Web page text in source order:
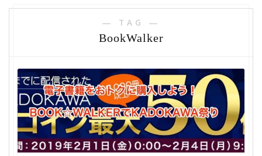
― TAG ―
BookWalker